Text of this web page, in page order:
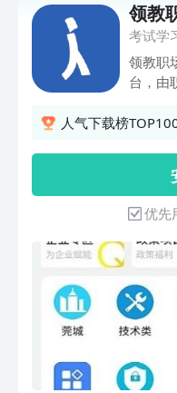
2、Al
能办公
观：效
息，一
题，降
高效流
通过
要、行
格。
作就用
支持在
碎的
时协
灵感无
理，Al
写语气
【高
人字幕
领教
考试学
领教职
台，由
提升职
电工
经理班
辅助课
SEO
师、
设计、
略三部
课程，
智通人
自已简
务：在
人气下载榜
优先